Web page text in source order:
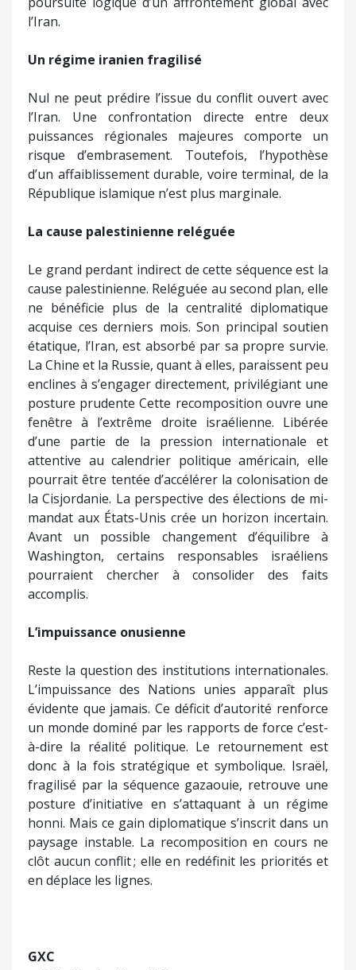
l’Iran.
Un régime iranien fragilisé
Nul ne peut prédire l’issue du conflit ouvert avec
l’Iran. Une confrontation directe entre deux
puissances régionales majeures comporte un
risque d’embrasement. Toutefois, l’hypothèse
d’un affaiblissement durable, voire terminal, de la
République islamique n’est plus marginale.
La cause palestinienne reléguée
Le grand perdant indirect de cette séquence est la
cause palestinienne. Reléguée au second plan, elle
ne bénéficie plus de la centralité diplomatique
acquise ces derniers mois. Son principal soutien
étatique, l’Iran, est absorbé par sa propre survie.
La Chine et la Russie, quant à elles, paraissent peu
enclines à s’engager directement, privilégiant une
posture prudente Cette recomposition ouvre une
fenêtre à l’extrême droite israélienne. Libérée
d’une partie de la pression internationale et
attentive au calendrier politique américain, elle
pourrait être tentée d’accélérer la colonisation de
la Cisjordanie. La perspective des élections de mi-
mandat aux États-Unis crée un horizon incertain.
Avant un possible changement d’équilibre à
Washington, certains responsables israéliens
pourraient chercher à consolider des faits
accomplis.
L’impuissance onusienne
Reste la question des institutions internationales.
L’impuissance des Nations unies apparaît plus
évidente que jamais. Ce déficit d’autorité renforce
un monde dominé par les rapports de force c’est-
à-dire la réalité politique. Le retournement est
donc à la fois stratégique et symbolique. Israël,
fragilisé par la séquence gazaouie, retrouve une
posture d’initiative en s’attaquant à un régime
honni. Mais ce gain diplomatique s’inscrit dans un
paysage instable. La recomposition en cours ne
clôt aucun conflit ; elle en redéfinit les priorités et
en déplace les lignes.
GXC